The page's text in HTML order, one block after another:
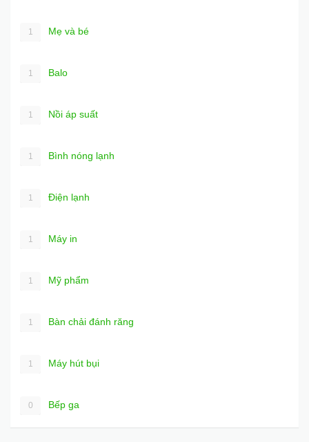
1 Mẹ và bé
1 Balo
1 Nồi áp suất
1 Bình nóng lạnh
1 Điện lạnh
1 Máy in
1 Mỹ phẩm
1 Bàn chải đánh răng
1 Máy hút bụi
0 Bếp ga